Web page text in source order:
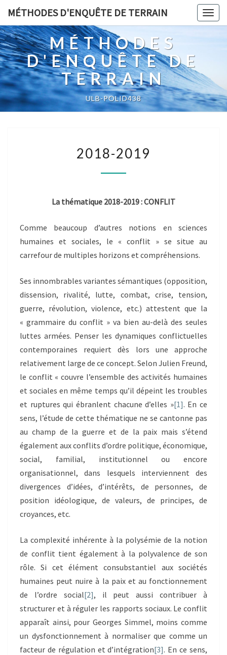
MÉTHODES D'ENQUÊTE DE TERRAIN
MÉTHODES
D'ENQUÊTE DE
TERRAIN
ULB-POLID438
2019
2018-2019
La thématique 2018-2019 : CONFLIT
Comme beaucoup d’autres notions en sciences
humaines et sociales, le « conflit » se situe au
carrefour de multiples horizons et compréhensions.
Ses innombrables variantes sémantiques (opposition,
dissension, rivalité, lutte, combat, crise, tension,
guerre, révolution, violence, etc.) attestent que la
« grammaire du conflit » va bien au-delà des seules
luttes armées. Penser les dynamiques conflictuelles
contemporaines requiert dès lors une approche
relativement large de ce concept. Selon Julien Freund,
le conflit « couvre l’ensemble des activités humaines
et sociales en même temps qu’il dépeint les troubles
et ruptures qui ébranlent chacune d’elles »[1]. En ce
sens, l’étude de cette thématique ne se cantonne pas
au champ de la guerre et de la paix mais s’étend
également aux conflits d’ordre politique, économique,
social, familial, institutionnel ou encore
organisationnel, dans lesquels interviennent des
divergences d’idées, d’intérêts, de personnes, de
position idéologique, de valeurs, de principes, de
croyances, etc.
La complexité inhérente à la polysémie de la notion
de conflit tient également à la polyvalence de son
rôle. Si cet élément consubstantiel aux sociétés
humaines peut nuire à la paix et au fonctionnement
de l’ordre social[2], il peut aussi contribuer à
structurer et à réguler les rapports sociaux. Le conflit
apparaît ainsi, pour Georges Simmel, moins comme
un dysfonctionnement à normaliser que comme un
facteur de régulation et d’intégration[3]. En ce sens,